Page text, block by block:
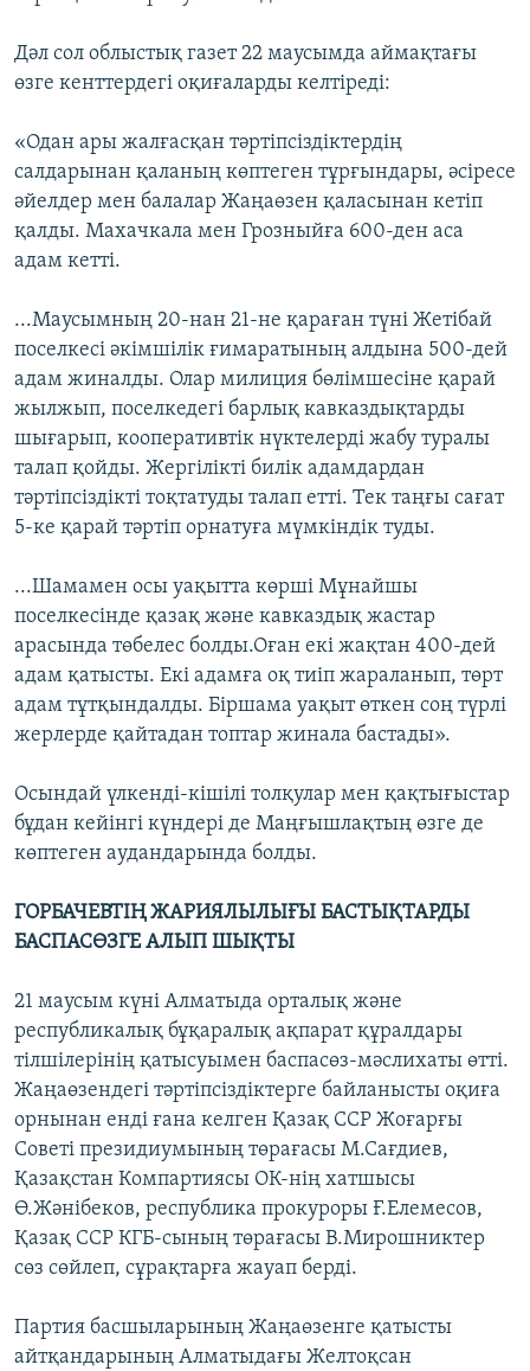
Дәл сол облыстық газет 22 маусымда аймақтағы
өзге кенттердегі оқиғаларды келтіреді:
«Одан ары жалғасқан тәртіпсіздіктердің
салдарынан қаланың көптеген тұрғындары, әсіресе
әйелдер мен балалар Жаңаөзен қаласынан кетіп
қалды. Махачкала мен Грозныйға 600-ден аса
адам кетті.
...Маусымның 20-нан 21-не қараған түні Жетібай
поселкесі әкімшілік ғимаратының алдына 500-дей
адам жиналды. Олар милиция бөлімшесіне қарай
жылжып, поселкедегі барлық кавказдықтарды
шығарып, кооперативтік нүктелерді жабу туралы
талап қойды. Жергілікті билік адамдардан
тәртіпсіздікті тоқтатуды талап етті. Тек таңғы сағат
5-ке қарай тәртіп орнатуға мүмкіндік туды.
...Шамамен осы уақытта көрші Мұнайшы
поселкесінде қазақ және кавказдық жастар
арасында төбелес болды.Оған екі жақтан 400-дей
адам қатысты. Екі адамға оқ тиіп жараланып, төрт
адам тұтқындалды. Біршама уақыт өткен соң түрлі
жерлерде қайтадан топтар жинала бастады».
Осындай үлкенді-кішілі толқулар мен қақтығыстар
бұдан кейінгі күндері де Маңғышлақтың өзге де
көптеген аудандарында болды.
ГОРБАЧЕВТІҢ ЖАРИЯЛЫЛЫҒЫ БАСТЫҚТАРДЫ
БАСПАСӨЗГЕ АЛЫП ШЫҚТЫ
21 маусым күні Алматыда орталық және
республикалық бұқаралық ақпарат құралдары
тілшілерінің қатысуымен баспасөз-мәслихаты өтті.
Жаңаөзендегі тәртіпсіздіктерге байланысты оқиға
орнынан енді ғана келген Қазақ ССР Жоғарғы
Советі президиумының төрағасы М.Сағдиев,
Қазақстан Компартиясы ОК-нің хатшысы
Ө.Жәнібеков, республика прокуроры Ғ.Елемесов,
Қазақ ССР КГБ-сының төрағасы В.Мирошниктер
сөз сөйлеп, сұрақтарға жауап берді.
Партия басшыларының Жаңаөзенге қатысты
айтқандарының Алматыдағы Желтоқсан